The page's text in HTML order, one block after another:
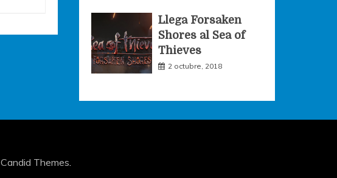
Llega Forsaken
Shores al Sea of
Thieves
2 octubre, 2018
Candid Themes.